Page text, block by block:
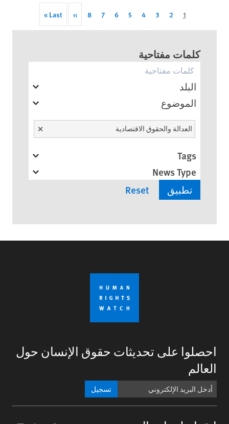
Pagination
Current
1
Page
2
Page
3
Page
4
Page
5
Page
6
Page
7
Page
8
Next
page
››
Last
page
Last »
كلمات مفتاحية
البلد
الموضوع
العدالة والحقوق الاقتصاديةUnselect
Tags
News Type
احصلوا على تحديثات حقوق الإنسان حول
العالم
تسجيل